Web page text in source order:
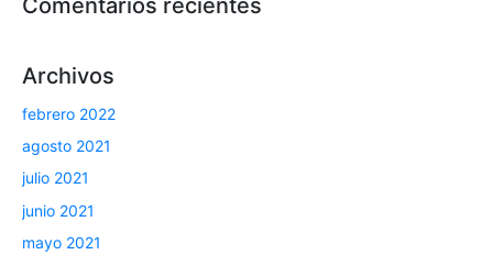
Archivos
febrero 2022
agosto 2021
julio 2021
junio 2021
mayo 2021